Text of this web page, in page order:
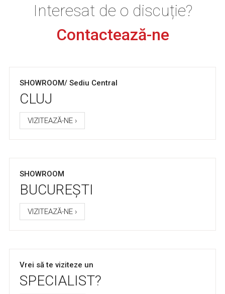
Interesat de o discuție?
Contactează-ne
SHOWROOM/ Sediu Central
CLUJ
VIZITEAZĂ-NE ›
SHOWROOM
BUCUREȘTI
VIZITEAZĂ-NE ›
Vrei să te viziteze un
SPECIALIST?